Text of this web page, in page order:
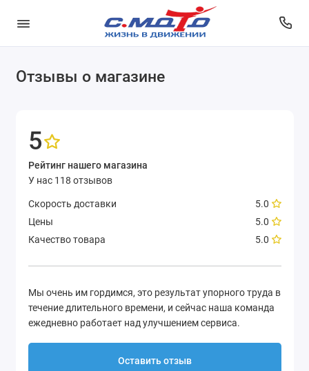
Отзывы о магазине
5
Рейтинг нашего магазина
У нас 118 отзывов
Скорость доставки
5.0
Цены
5.0
Качество товара
5.0
Мы очень им гордимся, это результат упорного труда в
течение длительного времени, и сейчас наша команда
ежедневно работает над улучшением сервиса.
Оставить отзыв